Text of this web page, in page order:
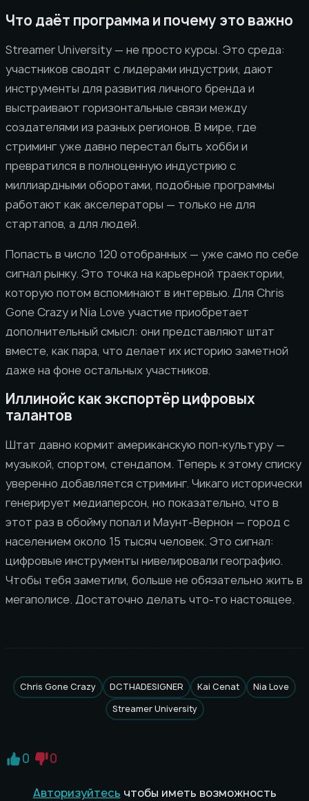
Что даёт программа и почему это важно
Streamer University — не просто курсы. Это среда:
участников сводят с лидерами индустрии, дают
инструменты для развития личного бренда и
выстраивают горизонтальные связи между
создателями из разных регионов. В мире, где
стриминг уже давно перестал быть хобби и
превратился в полноценную индустрию с
миллиардными оборотами, подобные программы
работают как акселераторы — только не для
стартапов, а для людей.
Попасть в число 120 отобранных — уже само по себе
сигнал рынку. Это точка на карьерной траектории,
которую потом вспоминают в интервью. Для Chris
Gone Crazy и Nia Love участие приобретает
дополнительный смысл: они представляют штат
вместе, как пара, что делает их историю заметной
даже на фоне остальных участников.
Иллинойс как экспортёр цифровых
талантов
Штат давно кормит американскую поп-культуру —
музыкой, спортом, стендапом. Теперь к этому списку
уверенно добавляется стриминг. Чикаго исторически
генерирует медиаперсон, но показательно, что в
этот раз в обойму попал и Маунт-Вернон — город с
населением около 15 тысяч человек. Это сигнал:
цифровые инструменты нивелировали географию.
Чтобы тебя заметили, больше не обязательно жить в
мегаполисе. Достаточно делать что-то настоящее.
Chris Gone Crazy DCTHADESIGNER Kai Cenat
Nia Love
Streamer University
0 0
Авторизуйтесь чтобы иметь возможность